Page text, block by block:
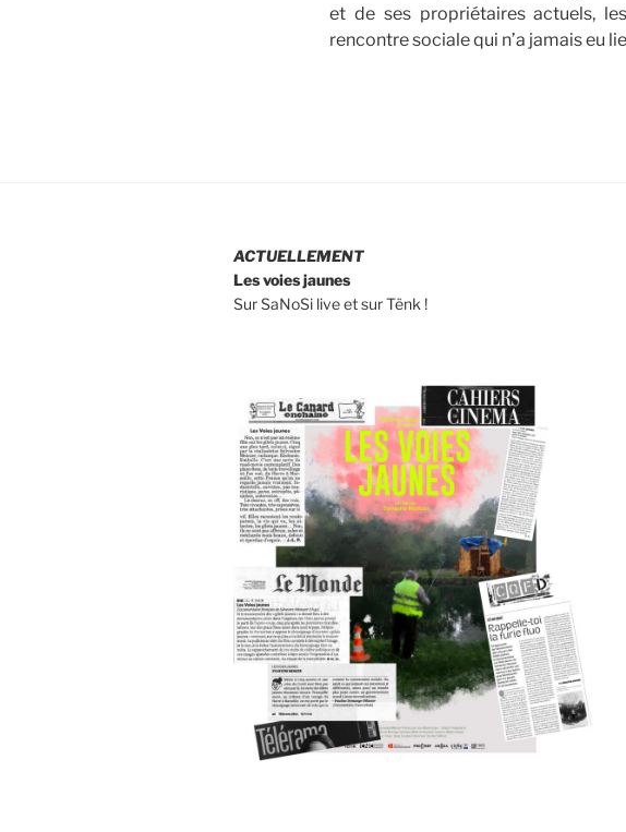
et de ses propriétaires actuels,
rencontre sociale qui n’a jamais eu
ACTUELLEMENT
Les voies jaunes
Sur SaNoSi live et sur Tënk !